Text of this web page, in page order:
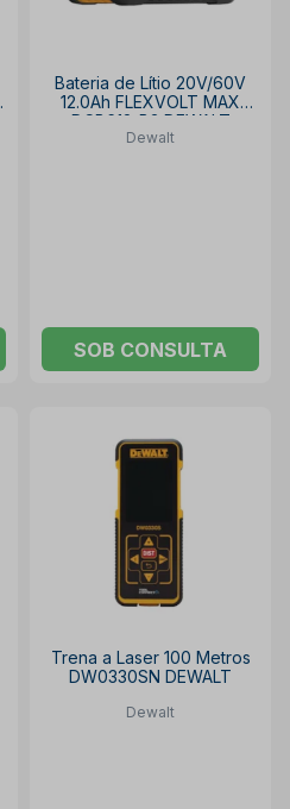
Bateria de Lítio 20V/60V
12.0Ah FLEXVOLT MAX
DCB612-B3 DEWALT
Dewalt
SOB CONSULTA
Trena a Laser 100 Metros
DW0330SN DEWALT
Dewalt